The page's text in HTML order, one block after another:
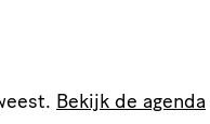
Bekijk de agenda